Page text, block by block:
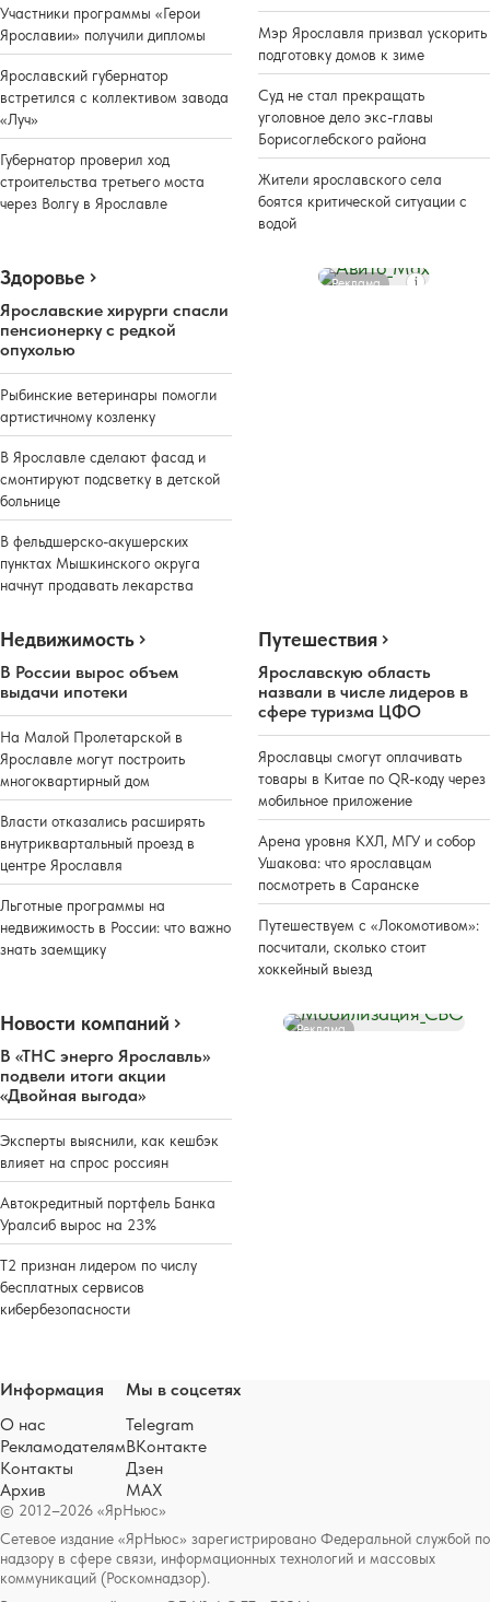
Участники программы «Герои
Ярославии» получили дипломы
Ярославский губернатор
встретился с коллективом завода
«Луч»
Губернатор проверил ход
строительства третьего моста
через Волгу в Ярославле
Мэр Ярославля призвал ускорить
подготовку домов к зиме
Суд не стал прекращать
уголовное дело экс-главы
Борисоглебского района
Жители ярославского села
боятся критической ситуации с
водой
Здоровье
Ярославские хирурги спасли
пенсионерку с редкой
опухолью
Рыбинские ветеринары помогли
артистичному козленку
В Ярославле сделают фасад и
смонтируют подсветку в детской
больнице
В фельдшерско-акушерских
пунктах Мышкинского округа
начнут продавать лекарства
Реклама
Недвижимость
В России вырос объем
выдачи ипотеки
На Малой Пролетарской в
Ярославле могут построить
многоквартирный дом
Власти отказались расширять
внутриквартальный проезд в
центре Ярославля
Льготные программы на
недвижимость в России: что важно
знать заемщику
Путешествия
Ярославскую область
назвали в числе лидеров в
сфере туризма ЦФО
Ярославцы смогут оплачивать
товары в Китае по QR-коду через
мобильное приложение
Арена уровня КХЛ, МГУ и собор
Ушакова: что ярославцам
посмотреть в Саранске
Путешествуем с «Локомотивом»:
посчитали, сколько стоит
хоккейный выезд
Новости компаний
В «ТНС энерго Ярославль»
подвели итоги акции
«Двойная выгода»
Эксперты выяснили, как кешбэк
влияет на спрос россиян
Автокредитный портфель Банка
Уралсиб вырос на 23%
Т2 признан лидером по числу
бесплатных сервисов
кибербезопасности
Реклама
© 2012–2026 «ЯрНьюс»
Сетевое издание «ЯрНьюс» зарегистрировано Федеральной службой по
надзору в сфере связи, информационных технологий и массовых
коммуникаций (Роскомнадзор).
Информация
О нас
Рекламодателям
Контакты
Архив
Мы в соцсетях
Telegram
ВКонтакте
Дзен
MAX